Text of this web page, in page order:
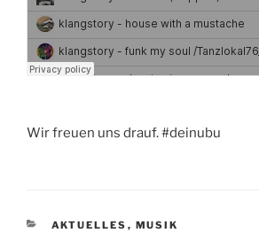
Wir freuen uns drauf. #deinubu
KATEGORIEN
AKTUELLES , MUSIK